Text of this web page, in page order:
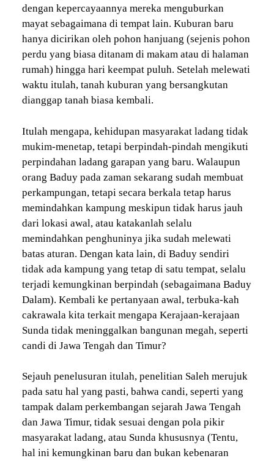
dengan kepercayaannya mereka menguburkan
mayat sebagaimana di tempat lain. Kuburan baru
hanya dicirikan oleh pohon hanjuang (sejenis pohon
perdu yang biasa ditanam di makam atau di halaman
rumah) hingga hari keempat puluh. Setelah melewati
waktu itulah, tanah kuburan yang bersangkutan
dianggap tanah biasa kembali.
Itulah mengapa, kehidupan masyarakat ladang tidak
mukim-menetap, tetapi berpindah-pindah mengikuti
perpindahan ladang garapan yang baru. Walaupun
orang Baduy pada zaman sekarang sudah membuat
perkampungan, tetapi secara berkala tetap harus
memindahkan kampung meskipun tidak harus jauh
dari lokasi awal, atau katakanlah selalu
memindahkan penghuninya jika sudah melewati
batas aturan. Dengan kata lain, di Baduy sendiri
tidak ada kampung yang tetap di satu tempat, selalu
terjadi kemungkinan berpindah (sebagaimana Baduy
Dalam). Kembali ke pertanyaan awal, terbuka-kah
cakrawala kita terkait mengapa Kerajaan-kerajaan
Sunda tidak meninggalkan bangunan megah, seperti
candi di Jawa Tengah dan Timur?
Sejauh penelusuran itulah, penelitian Saleh merujuk
pada satu hal yang pasti, bahwa candi, seperti yang
tampak dalam perkembangan sejarah Jawa Tengah
dan Jawa Timur, tidak sesuai dengan pola pikir
masyarakat ladang, atau Sunda khususnya (Tentu,
hal ini kemungkinan baru dan bukan kebenaran